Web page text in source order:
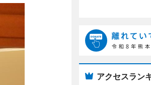
アクセスラン